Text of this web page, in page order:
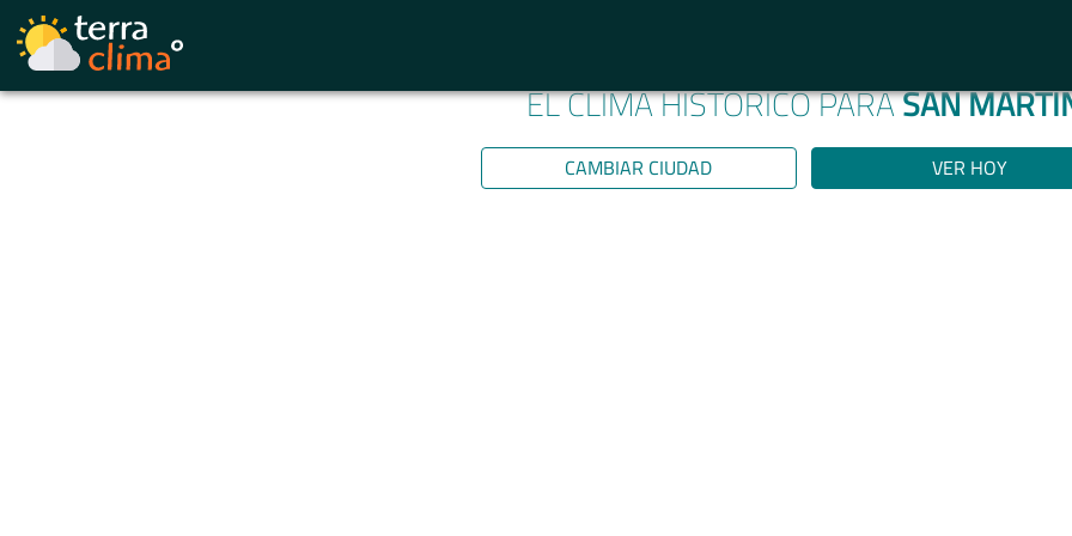
EL CLIMA HISTÓRICO PARASAN
CAMBIAR CIUDAD VER HOY